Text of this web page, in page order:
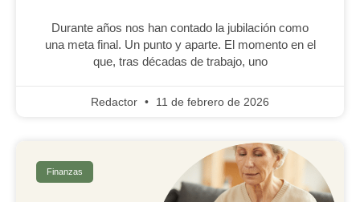
Durante años nos han contado la jubilación como
una meta final. Un punto y aparte. El momento en el
que, tras décadas de trabajo, uno
Redactor 11 de febrero de 2026
Finanzas